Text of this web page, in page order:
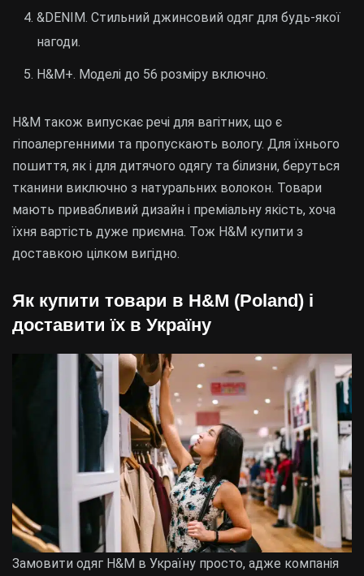
&DENIM. Стильний джинсовий одяг для будь-якої
нагоди.
H&M+. Моделі до 56 розміру включно.
H&M також випускає речі для вагітних, що є
гіпоалергенними та пропускають вологу. Для їхнього
пошиття, як і для дитячого одягу та білизни, беруться
тканини виключно з натуральних волокон. Товари
мають привабливий дизайн і преміальну якість, хоча
їхня вартість дуже приємна. Тож H&M купити з
доставкою цілком вигідно.
Як купити товари в H&M (Poland) і
доставити їх в Україну
Замовити одяг H&M в Україну просто, адже компанія